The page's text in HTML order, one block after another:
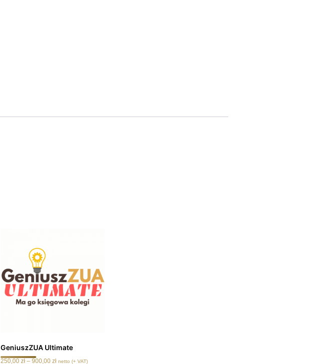
GeniuszZUA Ultimate
250,00zł – 900,00złZakres
netto (+ VAT)